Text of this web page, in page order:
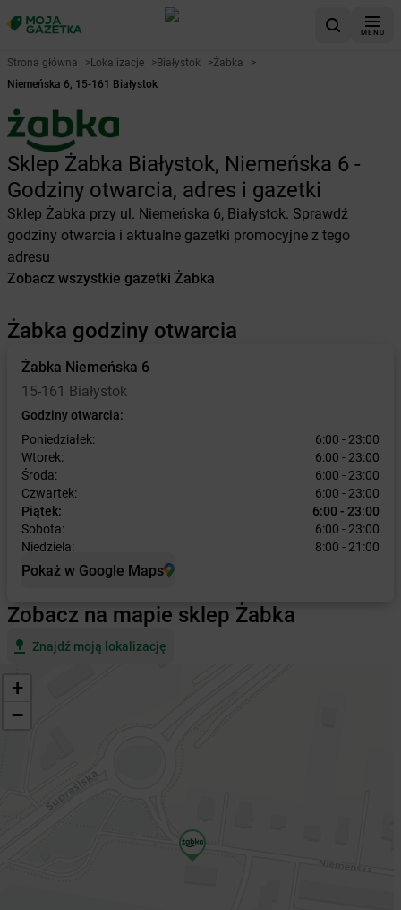
MENU
Strona główna >Lokalizacje >Białystok >Żabka
>
Niemeńska 6, 15-161 Białystok
Sklep Żabka Białystok, Niemeńska 6 -
Godziny otwarcia, adres i gazetki
Sklep Żabka przy ul. Niemeńska 6, Białystok. Sprawdź
godziny otwarcia i aktualne gazetki promocyjne z tego
adresu
Zobacz wszystkie gazetki Żabka
Żabka godziny otwarcia
Żabka Niemeńska 6
15-161 Białystok
Godziny otwarcia:
Poniedziałek:
6:00 - 23:00
Wtorek:
6:00 - 23:00
Środa:
6:00 - 23:00
Czwartek:
6:00 - 23:00
Piątek:
6:00 - 23:00
Sobota:
6:00 - 23:00
Niedziela:
8:00 - 21:00
Pokaż w Google Maps
Zobacz na mapie sklep Żabka
Znajdź moją lokalizację
+
−